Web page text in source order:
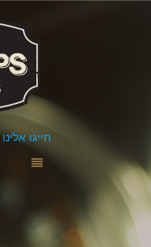
חייגו אלינו 1-700-707-757